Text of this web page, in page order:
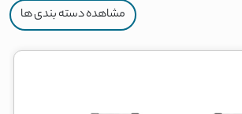
مشاهده دسته بندی ها